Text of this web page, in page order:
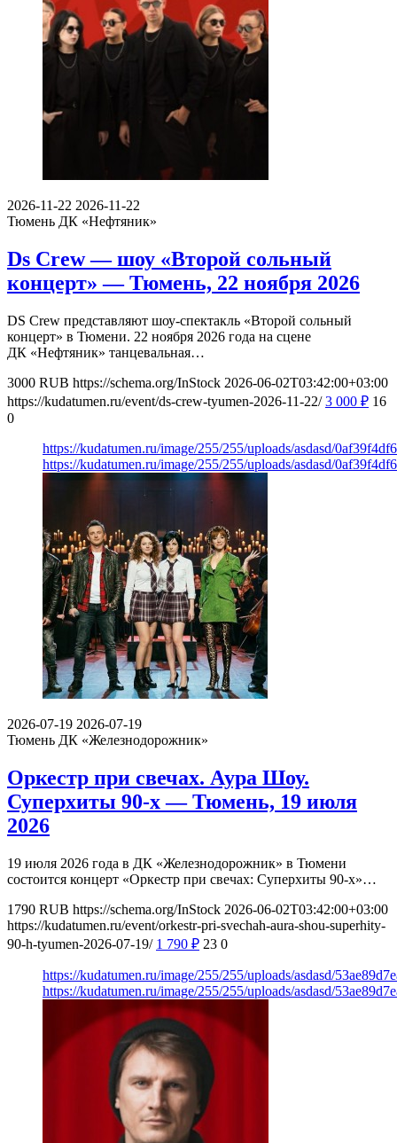
2026-11-22 2026-11-22
Тюмень ДК «Нефтяник»
Ds Crew — шоу «Второй сольный
концерт» — Тюмень, 22 ноября 2026
DS Crew представляют шоу-спектакль «Второй сольный
концерт» в Тюмени. 22 ноября 2026 года на сцене
ДК «Нефтяник» танцевальная…
3000 RUB https://schema.org/InStock 2026-06-02T03:42:00+03:00
https://kudatumen.ru/event/ds-crew-tyumen-2026-11-22/ 3 000 ₽ 16
0
https://kudatumen.ru/image/255/255/uploads/asdasd/
https://kudatumen.ru/image/255/255/uploads/asdasd/
2026-07-19 2026-07-19
Тюмень ДК «Железнодорожник»
Оркестр при свечах. Аура Шоу.
Суперхиты 90-х — Тюмень, 19 июля
2026
19 июля 2026 года в ДК «Железнодорожник» в Тюмени
состоится концерт «Оркестр при свечах: Суперхиты 90-х»…
1790 RUB https://schema.org/InStock 2026-06-02T03:42:00+03:00
https://kudatumen.ru/event/orkestr-pri-svechah-aura-shou-superhity-
90-h-tyumen-2026-07-19/ 1 790 ₽ 23 0
https://kudatumen.ru/image/255/255/uploads/asdasd/
https://kudatumen.ru/image/255/255/uploads/asdasd/